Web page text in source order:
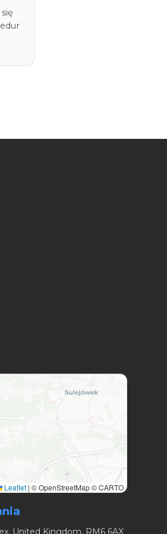
Leaflet | © OpenStreetMap © CARTO
United Kingdom, RM6 6AX